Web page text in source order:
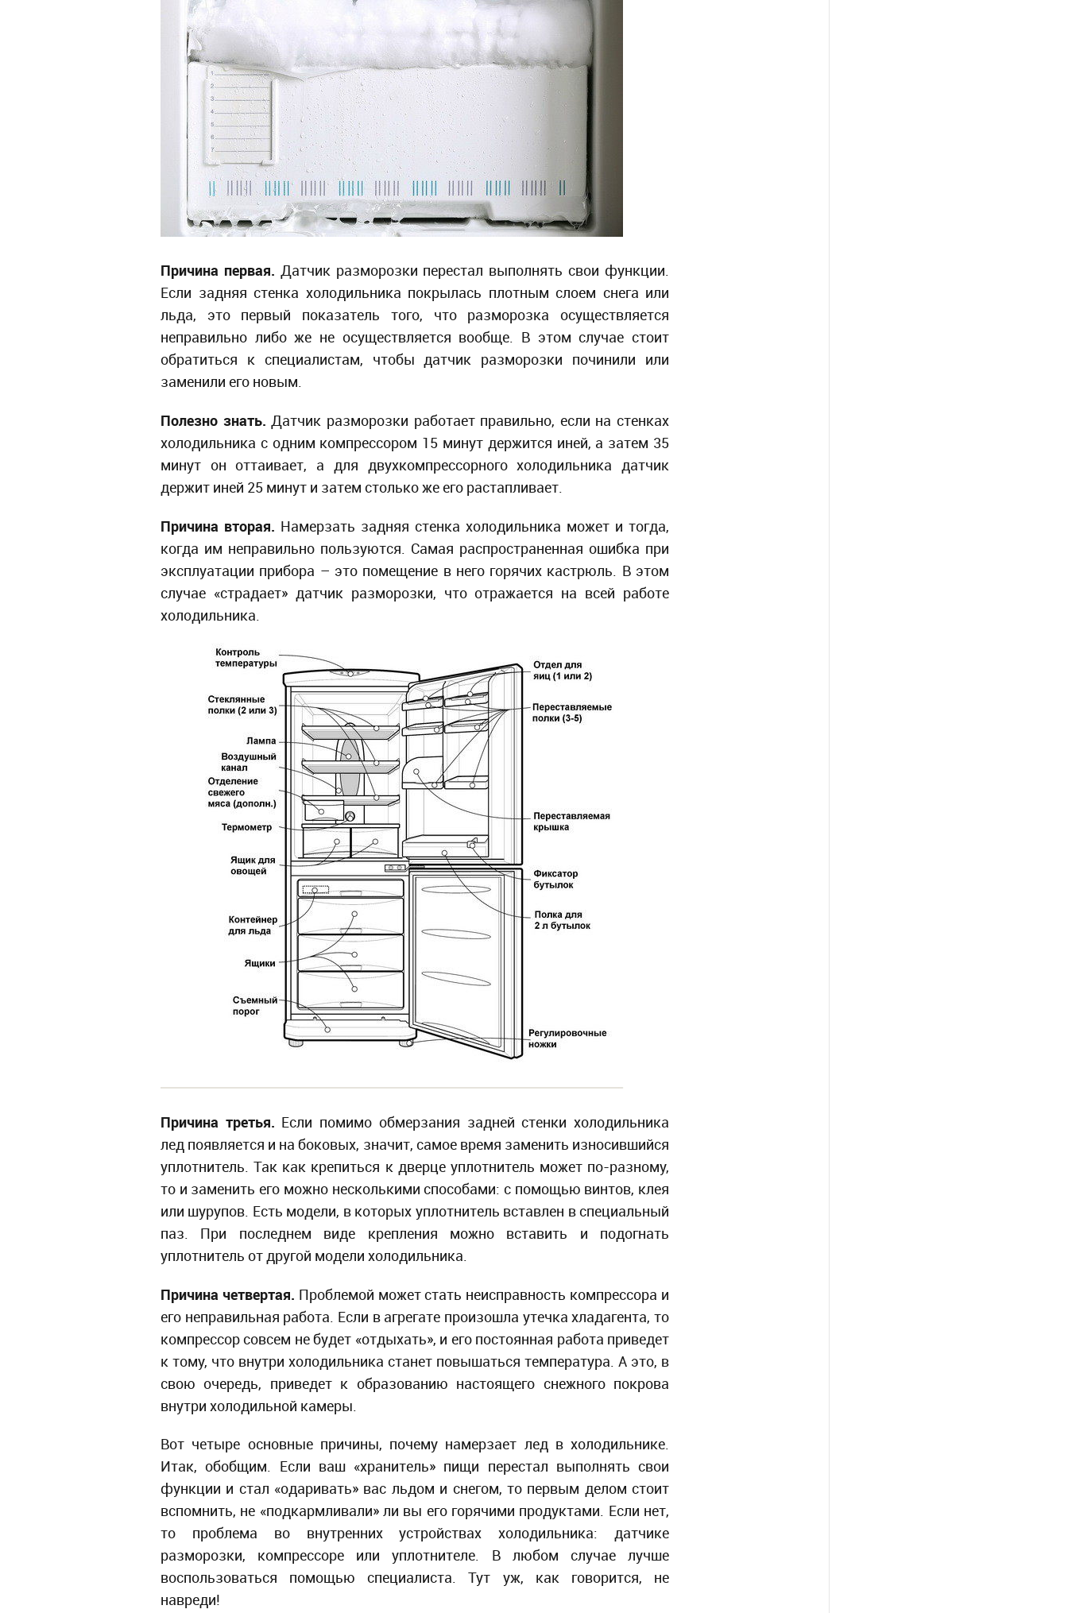
Причина первая. Датчик разморозки перестал выполнять свои функции.
Если задняя стенка холодильника покрылась плотным слоем снега или
льда, это первый показатель того, что разморозка осуществляется
неправильно либо же не осуществляется вообще. В этом случае стоит
обратиться к специалистам, чтобы датчик разморозки починили или
заменили его новым.
Полезно знать. Датчик разморозки работает правильно, если на стенках
холодильника с одним компрессором 15 минут держится иней, а затем 35
минут он оттаивает, а для двухкомпрессорного холодильника датчик
держит иней 25 минут и затем столько же его растапливает.
Причина вторая. Намерзать задняя стенка холодильника может и тогда,
когда им неправильно пользуются. Самая распространенная ошибка при
эксплуатации прибора – это помещение в него горячих кастрюль. В этом
случае «страдает» датчик разморозки, что отражается на всей работе
холодильника.
Причина третья. Если помимо обмерзания задней стенки холодильника
лед появляется и на боковых, значит, самое время заменить износившийся
уплотнитель. Так как крепиться к дверце уплотнитель может по-разному,
то и заменить его можно несколькими способами: с помощью винтов, клея
или шурупов. Есть модели, в которых уплотнитель вставлен в специальный
паз. При последнем виде крепления можно вставить и подогнать
уплотнитель от другой модели холодильника.
Причина четвертая. Проблемой может стать неисправность компрессора и
его неправильная работа. Если в агрегате произошла утечка хладагента, то
компрессор совсем не будет «отдыхать», и его постоянная работа приведет
к тому, что внутри холодильника станет повышаться температура. А это, в
свою очередь, приведет к образованию настоящего снежного покрова
внутри холодильной камеры.
Вот четыре основные причины, почему намерзает лед в холодильнике.
Итак, обобщим. Если ваш «хранитель» пищи перестал выполнять свои
функции и стал «одаривать» вас льдом и снегом, то первым делом стоит
вспомнить, не «подкармливали» ли вы его горячими продуктами. Если нет,
то проблема во внутренних устройствах холодильника: датчике
разморозки, компрессоре или уплотнителе. В любом случае лучше
воспользоваться помощью специалиста. Тут уж, как говорится, не
навреди!